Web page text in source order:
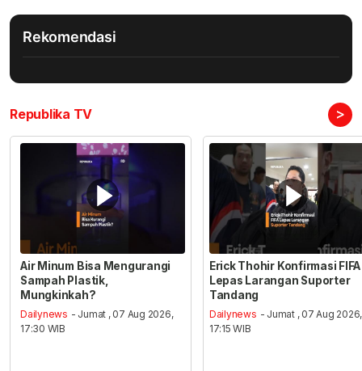
Rekomendasi
Republika TV >
Air Minum Bisa Mengurangi
Sampah Plastik,
Mungkinkah?
Dailynews - Jumat , 07 Aug 2026,
17:30 WIB
Erick Thohir Konfirmasi FIFA
Lepas Larangan Suporter
Tandang
Dailynews - Jumat , 07 Aug 2026,
17:15 WIB